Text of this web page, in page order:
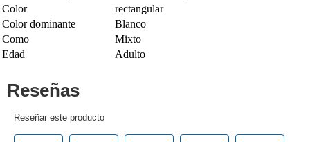
Color
rectangular
Color dominante
Blanco
Como
Mixto
Edad
Adulto